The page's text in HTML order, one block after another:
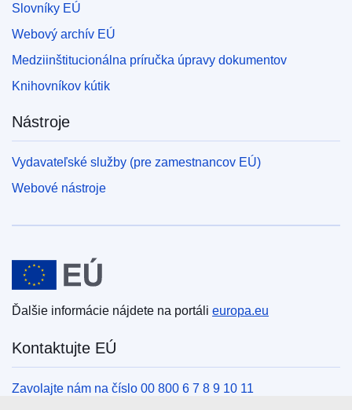
Slovníky EÚ
Webový archív EÚ
Medziinštitucionálna príručka úpravy dokumentov
Knihovníkov kútik
Nástroje
Vydavateľské služby (pre zamestnancov EÚ)
Webové nástroje
Európska únia
Ďalšie informácie nájdete na portáli europa.eu
Kontaktujte EÚ
Zavolajte nám na číslo 00 800 6 7 8 9 10 11